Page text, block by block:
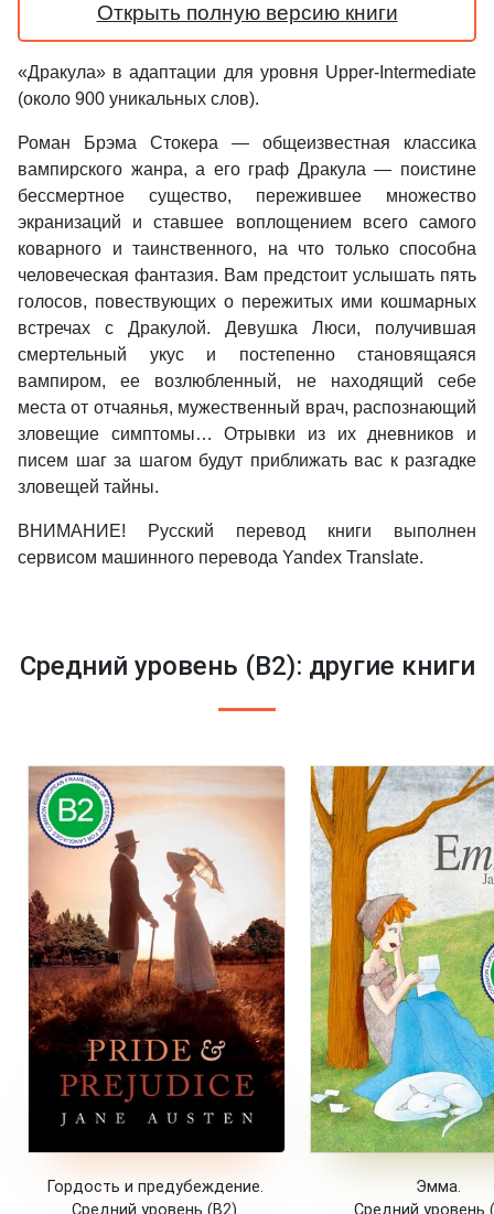
Открыть полную версию книги
«Дракула» в адаптации для уровня Upper-Intermediate
(около 900 уникальных слов).
Роман Брэма Стокера — общеизвестная классика
вампирского жанра, а его граф Дракула — поистине
бессмертное существо, пережившее множество
экранизаций и ставшее воплощением всего самого
коварного и таинственного, на что только способна
человеческая фантазия. Вам предстоит услышать пять
голосов, повествующих о пережитых ими кошмарных
встречах с Дракулой. Девушка Люси, получившая
смертельный укус и постепенно становящаяся
вампиром, ее возлюбленный, не находящий себе
места от отчаянья, мужественный врач, распознающий
зловещие симптомы… Отрывки из их дневников и
писем шаг за шагом будут приближать вас к разгадке
зловещей тайны.
ВНИМАНИЕ! Русский перевод книги выполнен
сервисом машинного перевода Yandex Translate.
Средний уровень (B2): другие книги
Гордость и предубеждение.
Средний уровень (B2).
Эмма.
Средний уровень